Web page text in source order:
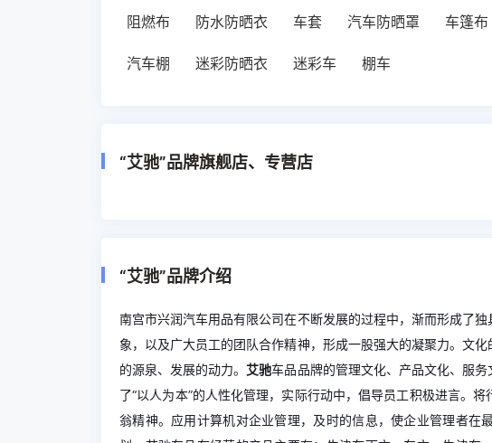
阻燃布 防水防晒衣 车套 汽车防晒罩 车篷布
汽车棚 迷彩防晒衣 迷彩车 棚车
“艾驰”品牌旗舰店、专营店
“艾驰”品牌介绍
南宫市兴润汽车用品有限公司在不断发展的过程中，渐而形成了
象，以及广大员工的团队合作精神，形成一股强大的凝聚力。文
的源泉、发展的动力。艾驰车品品牌的管理文化、产品文化、服
了“以人为本”的人性化管理，实际行动中，倡导员工积极进言。
翁精神。应用计算机对企业管理，及时的信息，使企业管理者